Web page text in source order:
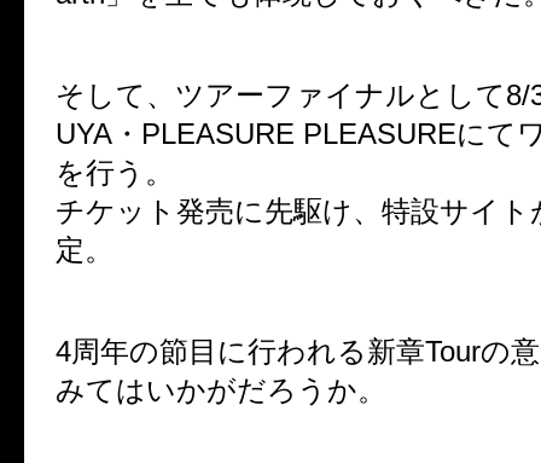
そして、ツアーファイナルとして8/
UYA・PLEASURE PLEASUREにて
を行う。
チケット発売に先駆け、特設サイト
定。
4周年の節目に行われる新章Tourの
みてはいかがだろうか。